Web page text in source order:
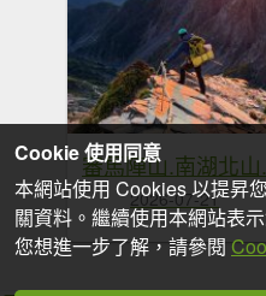
2026-07-21
Cookie 使用同意
本網站使用 Cookies 以提昇
關資料。繼續使用本網站表
您想進一步了解，請參閱